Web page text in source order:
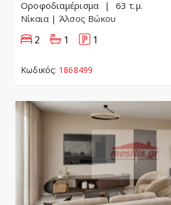
Οροφοδιαμέρισμα
63 τ.μ.
Νίκαια | Άλσος Βώκου
2 1 1
Κωδικός: 1868499